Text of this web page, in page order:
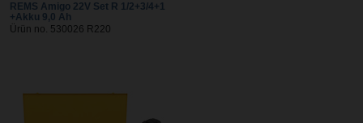
REMS Amigo 22V Set R 1/2+3/4+1
+Akku 9,0 Ah
Ürün no. 530026 R220